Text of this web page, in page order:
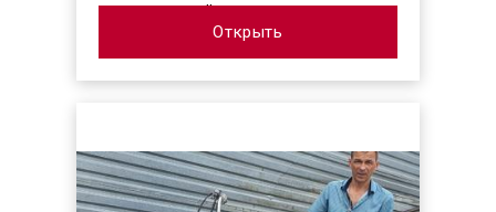
коллектив действительно
профессионалы своего ...
Открыть